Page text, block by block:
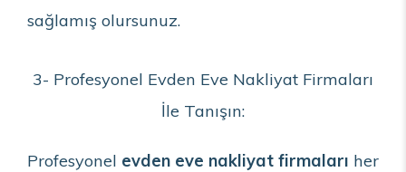
sağlamış olursunuz.
3- Profesyonel Evden Eve Nakliyat Firmaları
İle Tanışın:
Profesyonel evden eve nakliyat firmaları her